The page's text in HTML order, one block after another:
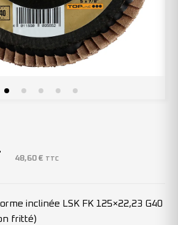
48,60 € TTC
inclinée LSK FK 125×22,23 G40
fritté)